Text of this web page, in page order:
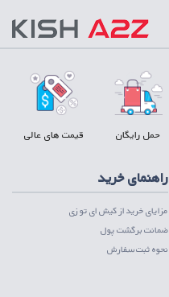
حمل رایگان قیمت های عالی
راهنمای خرید
مزایای خرید از کیش ای تو زی
ضمانت برگشت پول
نحوه ثبت سفارش